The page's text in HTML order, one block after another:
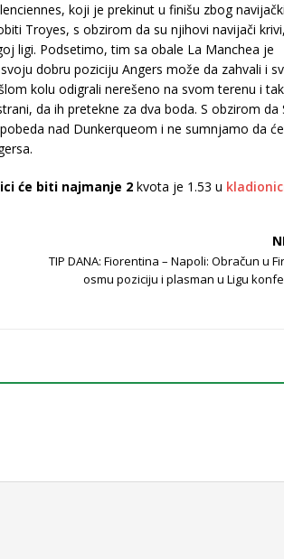
koji je prekinut u finišu zbog
Troyes, s obzirom da su njihovi navijači
ligi. Podsetimo, tim sa obale La Manchea je
dobru poziciju Angers može da zahvali i
kolu odigrali nerešeno na svom terenu i
da ih pretekne za dva boda. S obzirom da
nad Dunkerqueom i ne sumnjamo da
će biti najmanje 2 kvota je 1.53 u
TIP DANA: Fiorentina – Napoli: Obračun u
osmu poziciju i plasman u Ligu